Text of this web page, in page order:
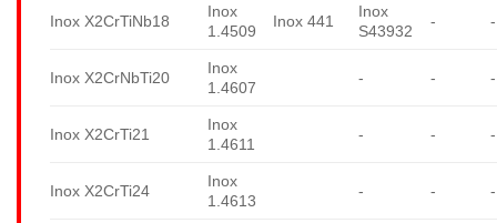
Inox X2CrTiNb18
Inox
1.4509
Inox 441
Inox
S43932
- -
Inox X2CrNbTi20
Inox
1.4607
- - -
Inox X2CrTi21
Inox
1.4611
- - -
Inox X2CrTi24
Inox
1.4613
- - -